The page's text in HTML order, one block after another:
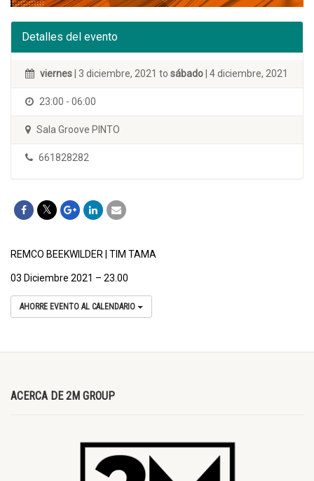
Detalles del evento
viernes | 3 diciembre, 2021 to sábado | 4 diciembre, 2021
23:00 - 06:00
Sala Groove PINTO
661828282
REMCO BEEKWILDER | TIM TAMA
03 Diciembre 2021 – 23.00
AHORRE EVENTO AL CALENDARIO
ACERCA DE 2M GROUP